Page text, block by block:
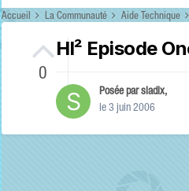
Accueil La Communauté Aide Technique
0
Hl² Episode
Posée parsladix,
le 3 juin 2006